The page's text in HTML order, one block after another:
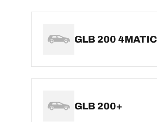
GLB 200 4MATIC
GLB 200+